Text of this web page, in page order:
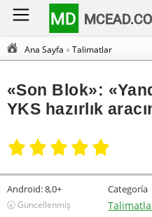
MD
Ana Sayfa »Talimatlar
«Son Blok»:
YKS hazırlık
Android:8,0+
🕣 Güncellenmiş
Categoría